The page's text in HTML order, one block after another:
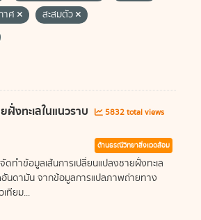
าศ
สะสมตัว
งทะเลในแนวราบ
5832 total views
ด้านธรณีวิทยาสิ่งแวดล้อม
ทำข้อมูลเส้นการเปลี่ยนแปลงชายฝั่งทะเล
อันดามัน จากข้อมูลการแปลภาพถ่ายทาง
ทียม...